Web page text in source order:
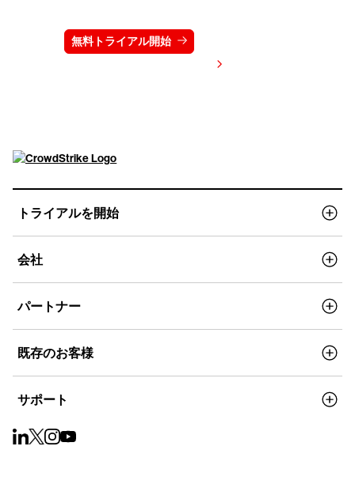
無料トライアル開始
トライアルを開始
会社
パートナー
既存のお客様
サポート